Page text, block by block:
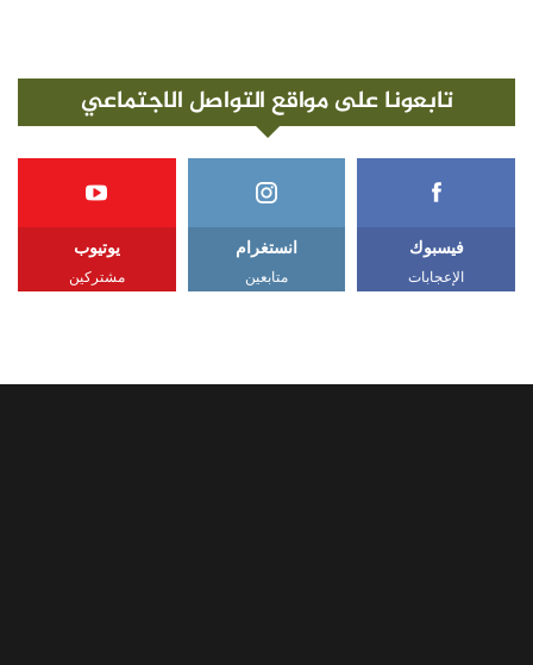
تابعونا على مواقع التواصل الاجتماعي
فيسبوك
الإعجابات
انستغرام
متابعين
يوتيوب
مشتركين